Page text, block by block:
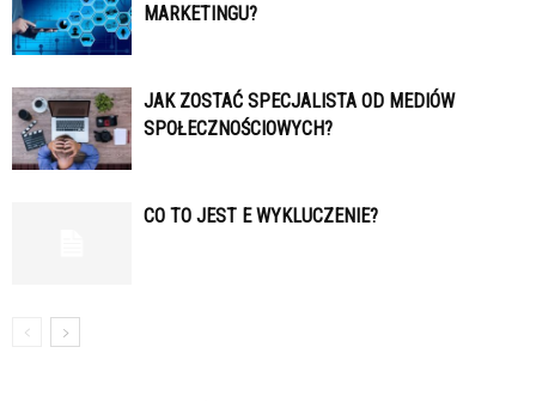
MARKETINGU?
JAK ZOSTAĆ SPECJALISTA OD MEDIÓW
SPOŁECZNOŚCIOWYCH?
CO TO JEST E WYKLUCZENIE?